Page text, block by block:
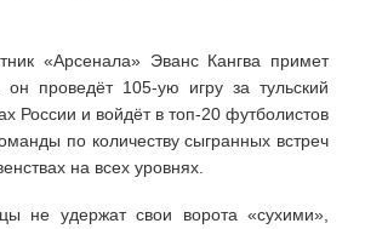
«Арсенала» Эванс Кангва примет
он проведёт 105-ую игру за тульский
России и войдёт в топ-20 футболистов
по количеству сыгранных встреч
на всех уровнях.
не удержат свои ворота «сухими»,